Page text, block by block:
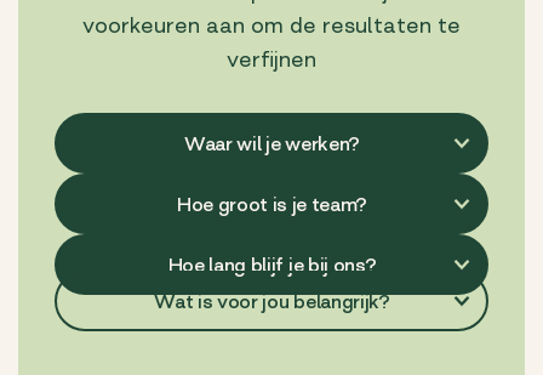
voorkeuren aan om de resultaten te
verfijnen
Wat is voor jou belangrijk?